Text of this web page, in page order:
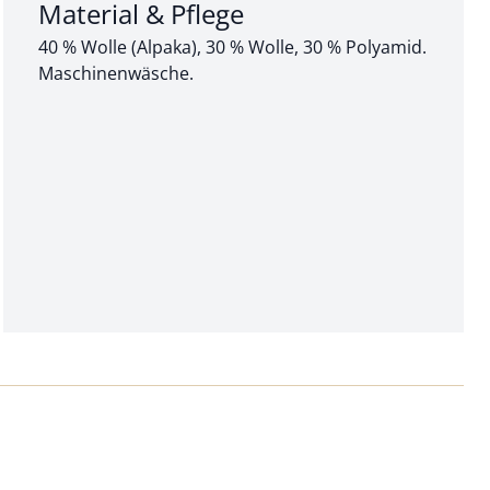
Abschnitt 3 von 3:
Material & Pflege
40 % Wolle (Alpaka), 30 % Wolle, 30 % Polyamid.
Maschinenwäsche.